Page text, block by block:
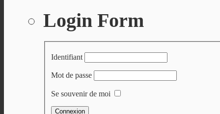
Login Form
Identifiant
Mot de passe
Se souvenir de moi